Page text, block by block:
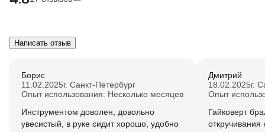
Написать отзыв
Борис
11.02.2025г. Санкт-Петербург
Опыт использования: Несколько месяцев
Инструментом доволен, довольно
увесистый, в руке сидит хорошо, удобно
Дмитрий
18.02.2025г.
Опыт
Гайковерт
откручивания